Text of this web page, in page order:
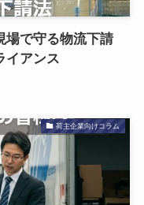
場で守る物流下請
アンス
荷主企業向けコラム